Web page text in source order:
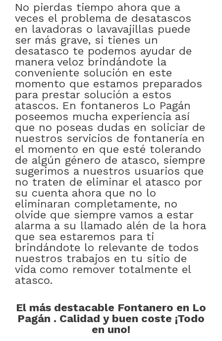
No pierdas tiempo ahora que a
veces el problema de desatascos
en lavadoras o lavavajillas puede
ser más grave, si tienes un
desatasco te podemos ayudar de
manera veloz brindándote la
conveniente solución en este
momento que estamos preparados
para prestar solución a estos
atascos. En fontaneros Lo Pagán
poseemos mucha experiencia así
que no poseas dudas en soliciar de
nuestros servicios de fontanería en
el momento en que esté tolerando
de algún género de atasco, siempre
sugerimos a nuestros usuarios que
no traten de eliminar el atasco por
su cuenta ahora que no lo
eliminaran completamente, no
olvide que siempre vamos a estar
alarma a su llamado alén de la hora
que sea estaremos para ti
brindándote lo relevante de todos
nuestros trabajos en tu sitio de
vida como remover totalmente el
atasco.
El más destacable Fontanero en Lo
Pagán . Calidad y buen coste ¡Todo
en uno!